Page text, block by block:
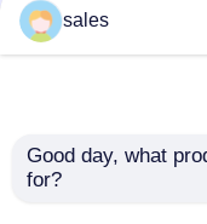
Vraag een
Dunne glazen
sales
Good day, what
for?